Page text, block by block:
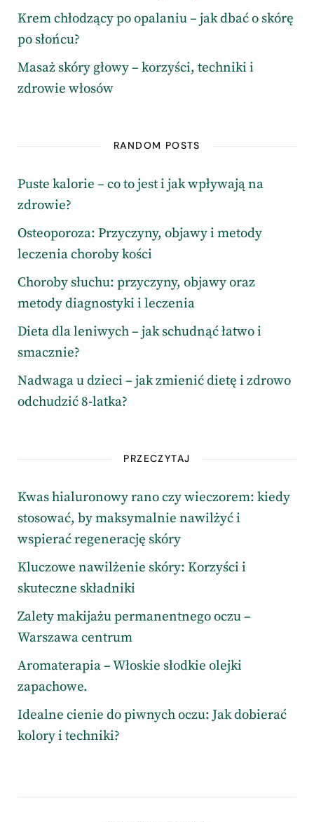
Krem chłodzący po opalaniu – jak dbać o skórę
po słońcu?
Masaż skóry głowy – korzyści, techniki i
zdrowie włosów
RANDOM POSTS
Puste kalorie – co to jest i jak wpływają na
zdrowie?
Osteoporoza: Przyczyny, objawy i metody
leczenia choroby kości
Choroby słuchu: przyczyny, objawy oraz
metody diagnostyki i leczenia
Dieta dla leniwych – jak schudnąć łatwo i
smacznie?
Nadwaga u dzieci – jak zmienić dietę i zdrowo
odchudzić 8-latka?
PRZECZYTAJ
Kwas hialuronowy rano czy wieczorem: kiedy
stosować, by maksymalnie nawilżyć i
wspierać regenerację skóry
Kluczowe nawilżenie skóry: Korzyści i
skuteczne składniki
Zalety makijażu permanentnego oczu –
Warszawa centrum
Aromaterapia – Włoskie słodkie olejki
zapachowe.
Idealne cienie do piwnych oczu: Jak dobierać
kolory i techniki?